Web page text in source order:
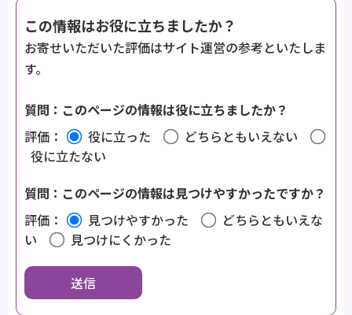
この情報はお役に立ちましたか？
お寄せいただいた評価はサイト運営の参考といたしま
す。
質問：このページの情報は役に立ちましたか？
評価：
役に立った
どちらともいえない
役に立たない
質問：このページの情報は見つけやすかったですか？
評価：
見つけやすかった
どちらともいえな
い
見つけにくかった